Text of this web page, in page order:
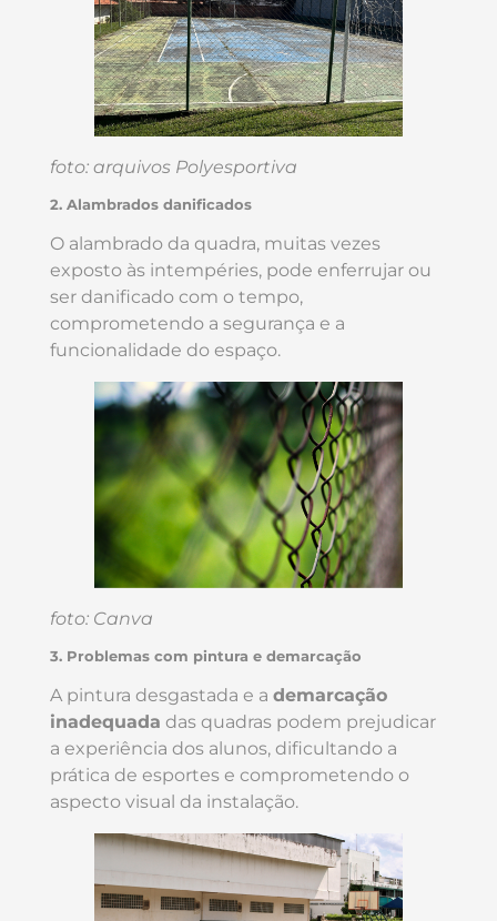
foto: arquivos Polyesportiva
2. Alambrados danificados
O alambrado da quadra, muitas vezes
exposto às intempéries, pode enferrujar ou
ser danificado com o tempo,
comprometendo a segurança e a
funcionalidade do espaço.
foto: Canva
3. Problemas com pintura e demarcação
A pintura desgastada e a demarcação
inadequada das quadras podem prejudicar
a experiência dos alunos, dificultando a
prática de esportes e comprometendo o
aspecto visual da instalação.